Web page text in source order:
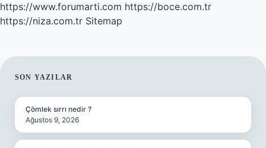
https://www.forumarti.com https://boce.com.tr
https://niza.com.tr Sitemap
SIDEBAR
SON YAZILAR
Çömlek sırrı nedir ?
Ağustos 9, 2026